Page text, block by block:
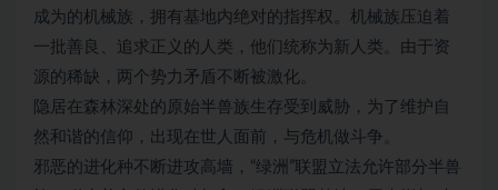
成为的机械族，拥有基地内绝对的指挥权。机械族压迫着
一批善良、追求正义的人类，他们统称为新人类。由于资
源的稀缺，两个势力矛盾不断被激化。
隐居在森林深处的原始半兽族生存受到威胁，为了维护自
然和谐的信仰，出现在世人面前，与危机做斗争。
邪恶的进化种不断进攻高墙，“绿洲”联盟立法允许部分半兽